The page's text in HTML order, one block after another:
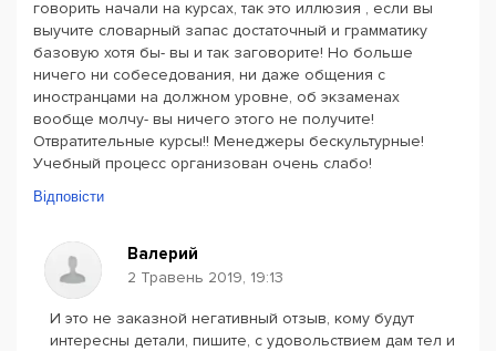
говорить начали на курсах, так это иллюзия , если вы
выучите словарный запас достаточный и грамматику
базовую хотя бы- вы и так заговорите! Но больше
ничего ни собеседования, ни даже общения с
иностранцами на должном уровне, об экзаменах
вообще молчу- вы ничего этого не получите!
Отвратительные курсы!! Менеджеры бескультурные!
Учебный процесс организован очень слабо!
Відповісти
Валерий
2 Травень 2019, 19:13
И это не заказной негативный отзыв, кому будут
интересны детали, пишите, с удовольствием дам тел и